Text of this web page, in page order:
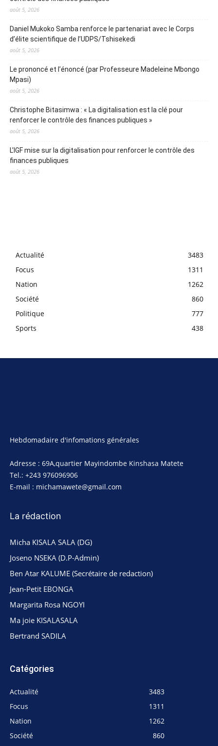
août 5, 2026
Daniel Mukoko Samba renforce le partenariat avec le Corps
d’élite scientifique de l’UDPS/Tshisekedi
août 5, 2026
Le prononcé et l’énoncé (par Professeure Madeleine Mbongo
Mpasi)
août 5, 2026
Christophe Bitasimwa : « La digitalisation est la clé pour
renforcer le contrôle des finances publiques »
août 5, 2026
L’IGF mise sur la digitalisation pour renforcer le contrôle des
finances publiques
août 5, 2026
Actualité
3483
Focus
1311
Nation
1262
Société
860
Politique
777
Sports
438
Hebdomadaire d'infomations générales
Adresse : 69A,quartier Mayindombe Kinshasa Matete
Tel.: +243 976096906
E-mail : michamawete@gmail.com
La rédaction
Micha KISALA SALA (DG)
Joseno NSEKA (D.P-Admin)
Ben Atar KALUME (Secrétaire de redaction)
Jean-Petit EBONGA
Margarita Rosa NGOYI
Ma joie KISALASALA
Bertrand SADILA
Catégories
Actualité
3483
Focus
1311
Nation
1262
Société
860